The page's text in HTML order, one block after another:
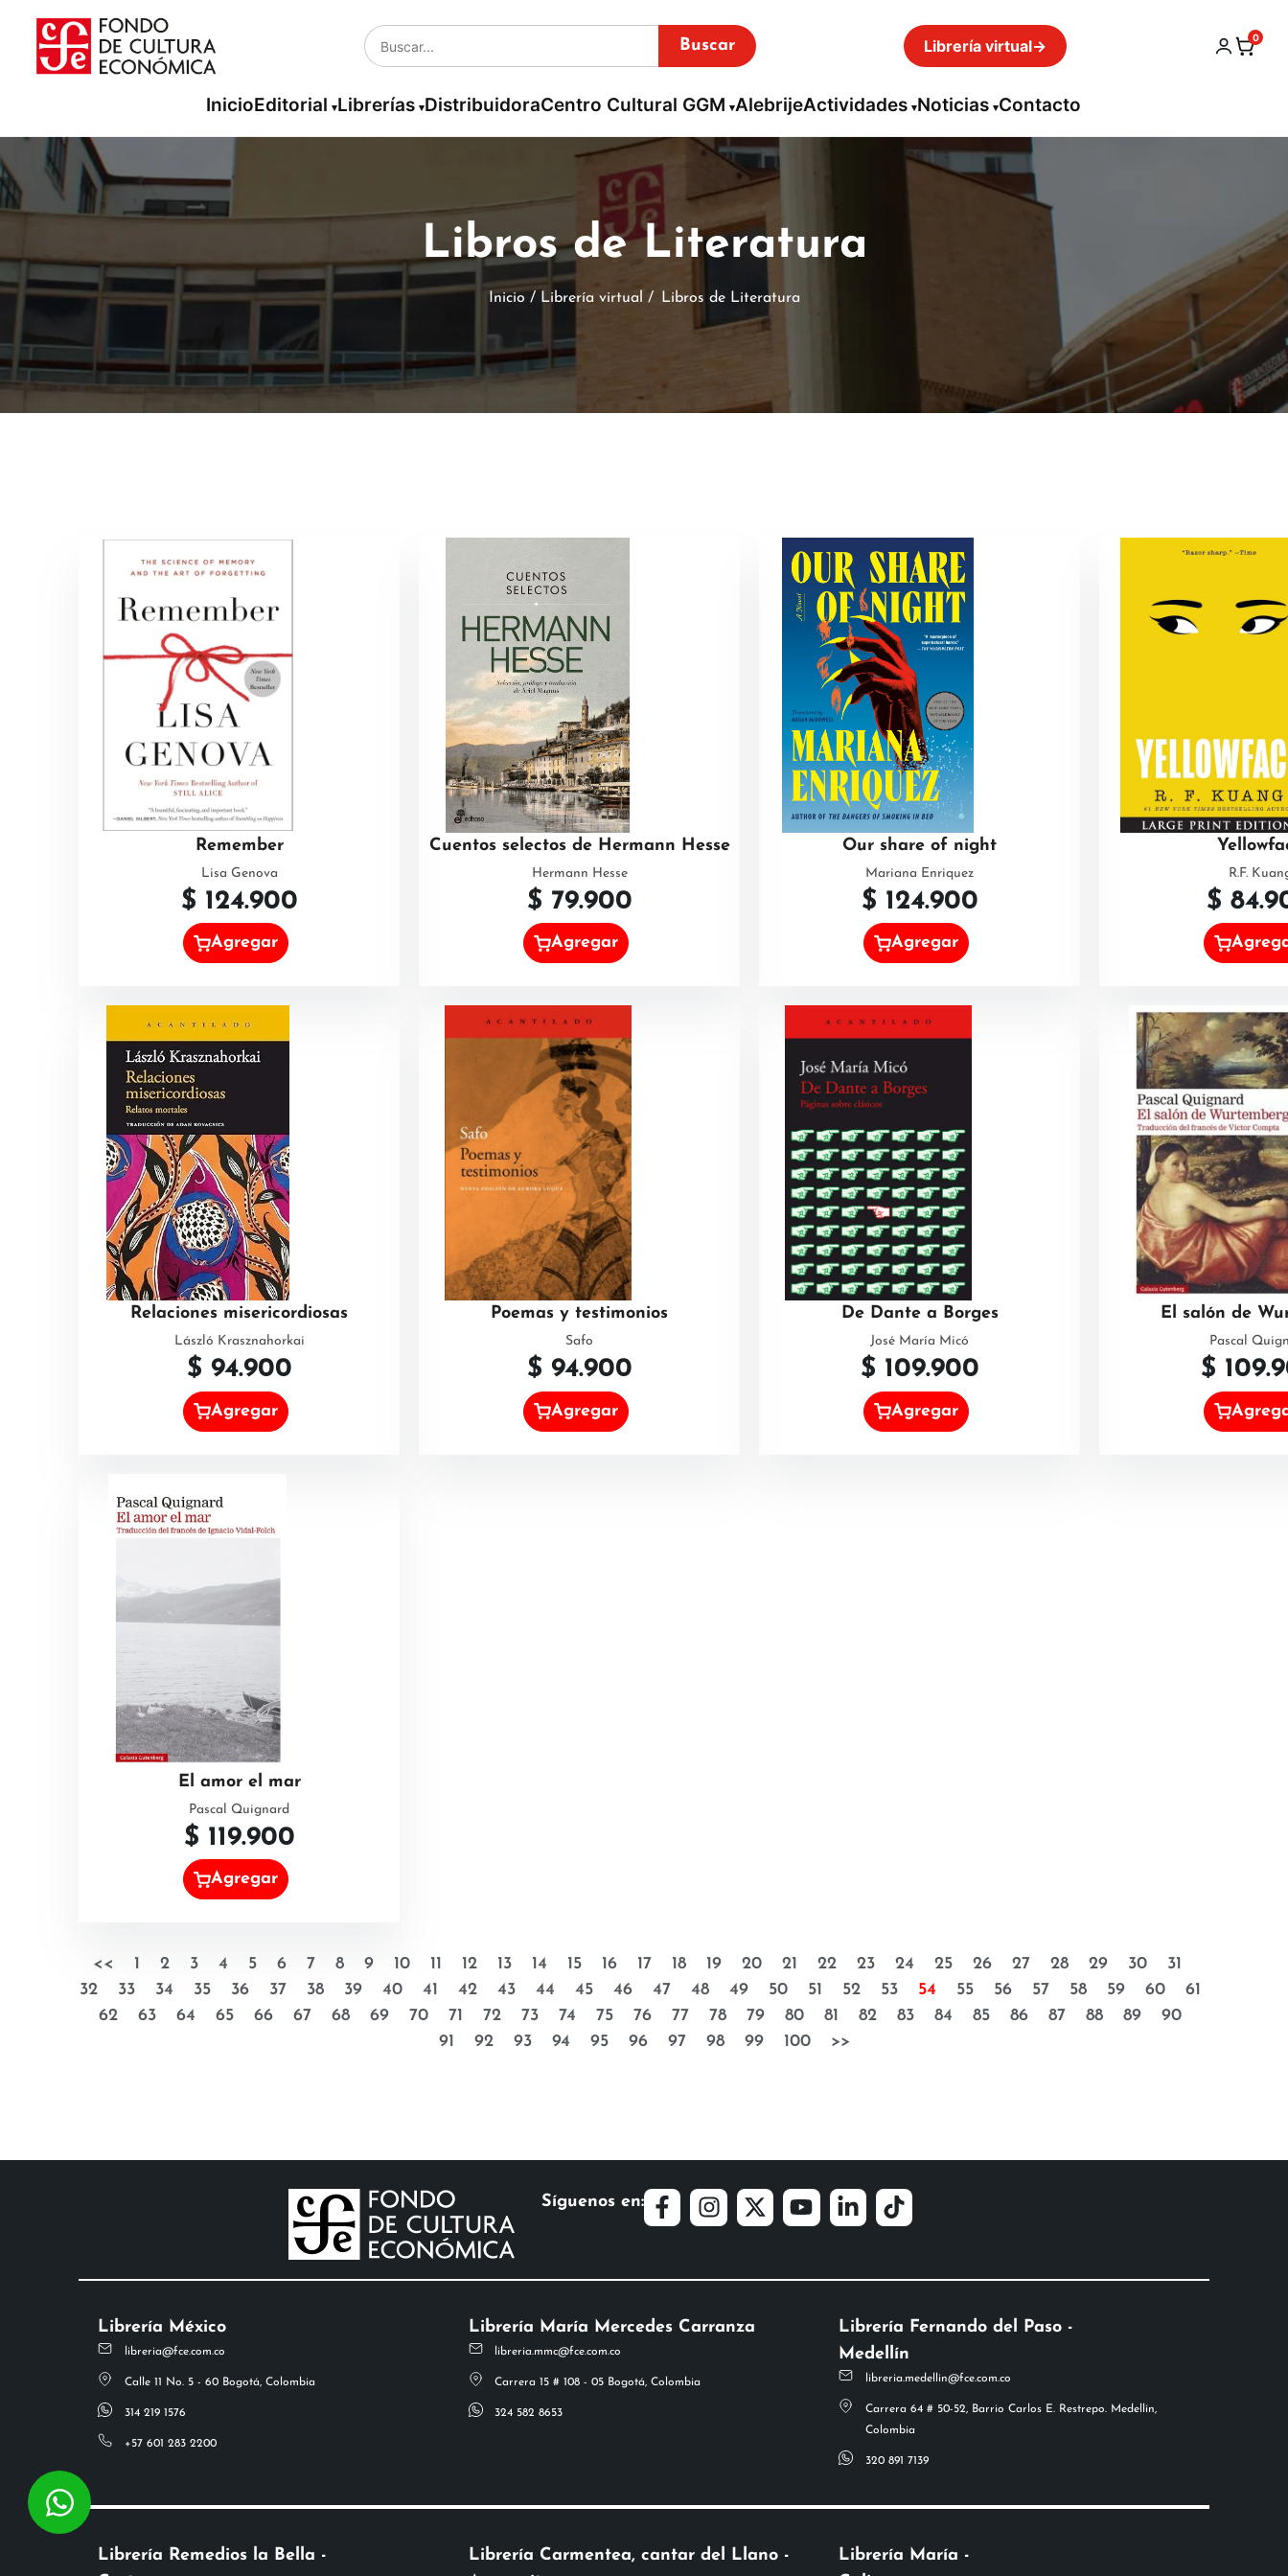
Buscar Librería virtual→ 0
InicioEditorial Librerías DistribuidoraCentro Cultural GGM AlebrijeActividades Noticias Contacto
Libros de Literatura
Inicio / Librería virtual / Libros de Literatura
Remember
Lisa Genova
$ 124.900
Agregar
Cuentos selectos de Hermann Hesse
Hermann Hesse
$ 79.900
Agregar
Our share of night
Mariana Enriquez
$ 124.900
Agregar
R.F.
$
Relaciones misericordiosas
László Krasznahorkai
$ 94.900
Agregar
Poemas y testimonios
Safo
$ 94.900
Agregar
De Dante a Borges
José María Micó
$ 109.900
Agregar
El salón de
Pascal
$
El amor el mar
Pascal Quignard
$ 119.900
Agregar
<< 1 2 3 4 5 6 7 8 9 10 11 12 13 14 15 16 17 18 19 20 21 22 23 24 25 26 27 28 29 30
31
32
33 34 35 36 37 38 39 40 41 42 43 44 45 46 47 48 49 50 51 52 53 54 55 56 57 58 59 60
61
62
63 64 65 66 67 68 69 70 71 72 73 74 75 76 77 78 79 80 81 82 83 84 85 86 87 88 89
90
91
92 93 94 95 96 97 98 99 100 >>
Síguenos en:
Librería México
libreria@fce.com.co
Calle 11 No. 5 - 60 Bogotá, Colombia
314 219 1576
+57 601 283 2200
Librería María Mercedes Carranza
libreria.mmc@fce.com.co
Carrera 15 # 108 - 05 Bogotá, Colombia
324 582 8653
Librería Fernando del Paso -
Medellín
libreria.medellin@fce.com.co
Carrera 64 # 50-52, Barrio Carlos E. Restrepo. Medellín,
Colombia
320 891 7139
Librería Remedios la Bella -
Librería Carmentea, cantar del Llano -
Librería María -